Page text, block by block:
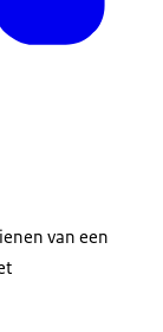
van een